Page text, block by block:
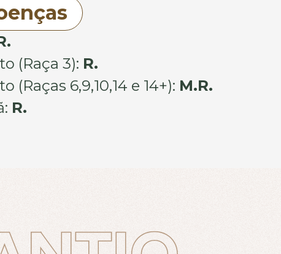
(Raça 3): R.
(Raças 6,9,10,14 e 14+): M.R.
R.